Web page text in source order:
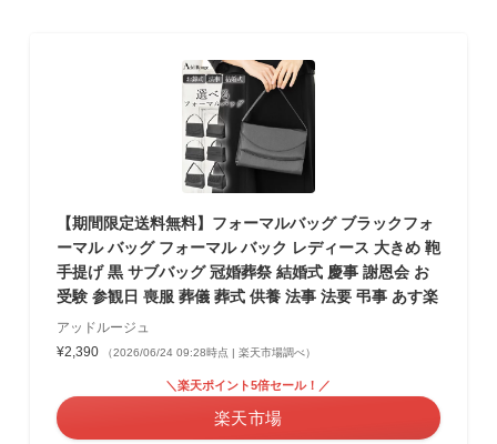
【期間限定送料無料】フォーマルバッグ ブラックフォ
ーマル バッグ フォーマル バック レディース 大きめ 鞄
手提げ 黒 サブバッグ 冠婚葬祭 結婚式 慶事 謝恩会 お
受験 参観日 喪服 葬儀 葬式 供養 法事 法要 弔事 あす楽
アッドルージュ
¥2,390
（2026/06/24 09:28時点 | 楽天市場調べ）
＼楽天ポイント5倍セール！／
楽天市場